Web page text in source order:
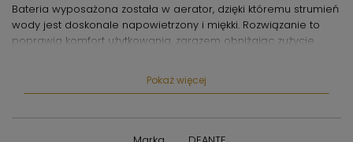
Bateria wyposażona została w aerator, dzięki któremu strumień
wody jest doskonale napowietrzony i miękki. Rozwiązanie to
poprawia komfort użytkowania, zarazem obniżając zużycie
Pokaż więcej